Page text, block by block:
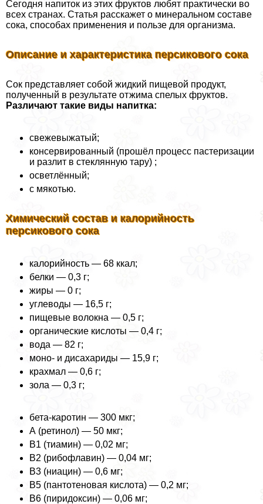
Сегодня напиток из этих фруктов любят пpaктически во
всех странах. Статья расскажет о минеральном составе
сока, способах применения и пользе для организма.
Описание и хаpaктеристика персикового сока
Сок представляет собой жидкий пищевой продукт,
полученный в результате отжима спелых фруктов.
Различают такие виды напитка:
свежевыжатый;
консервированный (прошёл процесс пастеризации
и разлит в стеклянную тару) ;
осветлённый;
с мякотью.
Химический состав и калорийность
персикового сока
калорийность — 68 ккал;
белки — 0,3 г;
жиры — 0 г;
углеводы — 16,5 г;
пищевые волокна — 0,5 г;
органические кислоты — 0,4 г;
вода — 82 г;
моно- и дисахариды — 15,9 г;
крахмал — 0,6 г;
зола — 0,3 г;
бета-каротин — 300 мкг;
А (ретинол) — 50 мкг;
B1 (тиамин) — 0,02 мг;
B2 (рибофлавин) — 0,04 мг;
B3 (ниацин) — 0,6 мг;
B5 (пантотеновая кислота) — 0,2 мг;
B6 (пиридоксин) — 0,06 мг;